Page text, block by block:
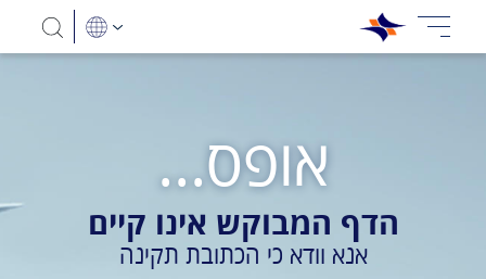
אופס...
הדף המבוקש אינו קיים
אנא וודא כי הכתובת תקינה